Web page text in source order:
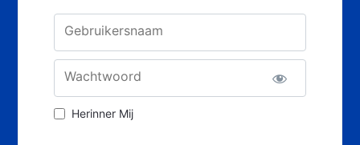
Gebruikersnaam
Wachtwoord
Herinner Mij